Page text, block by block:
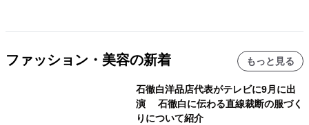
ファッション・美容の新着 もっと見る
石徹白洋品店代表がテレビに9月に出
演 石徹白に伝わる直線裁断の服づく
りについて紹介